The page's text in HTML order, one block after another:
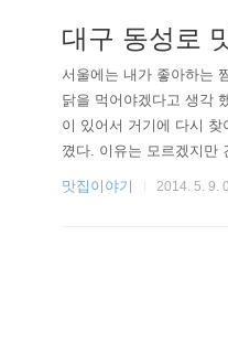
대구 동성로
서울에는 내가 좋아하는
닭을 먹어야겠다고 생각
이 있어서 거기에 다시
꼈다. 이유는 모르겠지만
찜닭도 팔고 있었다. 예
맛집이야기 2014. 5. 9.